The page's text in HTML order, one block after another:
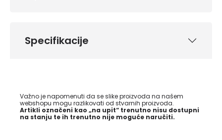
Specifikacije
Važno je napomenuti da se slike proizvoda na našem
webshopu mogu razlikovati od stvarnih proizvoda.
Artikli označeni kao „na upit“ trenutno nisu dostupni
na stanju te ih trenutno nije moguće naručiti.